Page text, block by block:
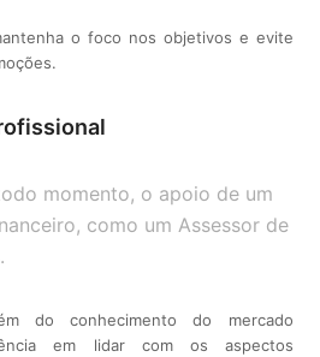
o foco nos objetivos e evite
momento, o apoio de um
como um Assessor de
do conhecimento do mercado
em lidar com os aspectos